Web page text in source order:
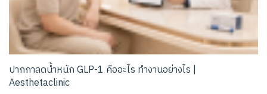
ปากกาลดน้ำหนัก GLP-1 คืออะไร ทำงานอย่างไร |
Aesthetaclinic